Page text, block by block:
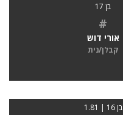
בן 17
#
אורי דוש
קבלן/נית
בן 16 | 1.81